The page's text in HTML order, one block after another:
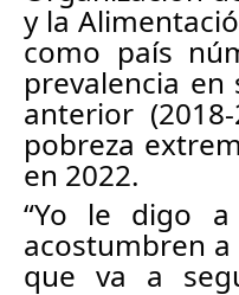
y la
como país
prevalencia
anterior
pobreza
en 2022.
“Yo le digo
acostumbren
que va a